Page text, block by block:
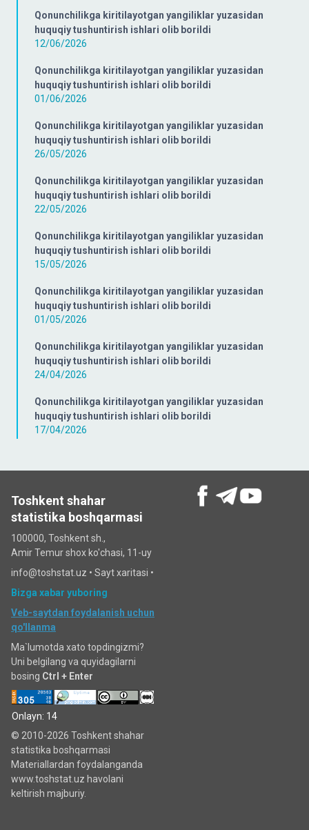
Qonunchilikga kiritilayotgan yangiliklar yuzasidan
huquqiy tushuntirish ishlari olib borildi
12/06/2026
Qonunchilikga kiritilayotgan yangiliklar yuzasidan
huquqiy tushuntirish ishlari olib borildi
01/06/2026
Qonunchilikga kiritilayotgan yangiliklar yuzasidan
huquqiy tushuntirish ishlari olib borildi
26/05/2026
Qonunchilikga kiritilayotgan yangiliklar yuzasidan
huquqiy tushuntirish ishlari olib borildi
22/05/2026
Qonunchilikga kiritilayotgan yangiliklar yuzasidan
huquqiy tushuntirish ishlari olib borildi
15/05/2026
Qonunchilikga kiritilayotgan yangiliklar yuzasidan
huquqiy tushuntirish ishlari olib borildi
01/05/2026
Qonunchilikga kiritilayotgan yangiliklar yuzasidan
huquqiy tushuntirish ishlari olib borildi
24/04/2026
Qonunchilikga kiritilayotgan yangiliklar yuzasidan
huquqiy tushuntirish ishlari olib borildi
17/04/2026
Toshkent shahar
statistika boshqarmasi
100000, Toshkent sh.,
Amir Temur shox ko'chasi, 11-uy
info@toshstat.uz • Sayt xaritasi •
Bizga xabar yuboring
Veb-saytdan foydalanish uchun
qo'llanma
Ma`lumotda xato topdingizmi?
Uni belgilang va quyidagilarni
bosing Ctrl + Enter
Onlayn: 14
© 2010-2026 Toshkent shahar
statistika boshqarmasi
Materiallardan foydalanganda
www.toshstat.uz havolani
keltirish majburiy.